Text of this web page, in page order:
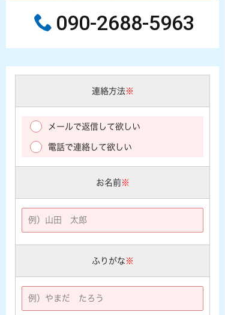
090-2688-5963
連絡方法※
メールで返信して欲しい
電話で連絡して欲しい
お名前※
ふりがな※